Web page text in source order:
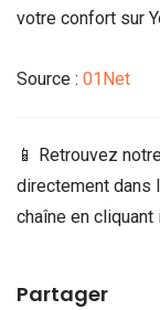
votre confort sur
Source : 01Net
📱 Retrouvez
directement dans
chaîne en
Partager